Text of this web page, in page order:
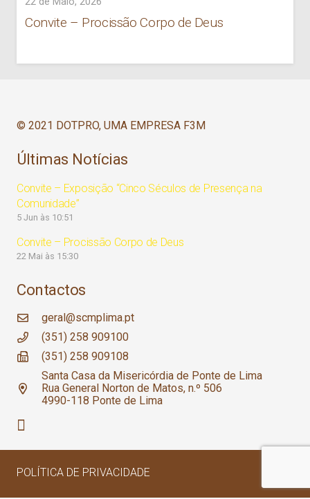
Convite – Procissão Corpo de Deus
© 2021 DOTPRO, UMA EMPRESA F3M
Últimas Notícias
Convite – Exposição “Cinco Séculos de Presença na
Comunidade”
5 Jun às 10:51
Convite – Procissão Corpo de Deus
22 Mai às 15:30
Contactos
geral@scmplima.pt
(351) 258 909100
(351) 258 909108
Santa Casa da Misericórdia de Ponte de Lima
Rua General Norton de Matos, n.º 506
4990-118 Ponte de Lima
POLÍTICA DE PRIVACIDADE